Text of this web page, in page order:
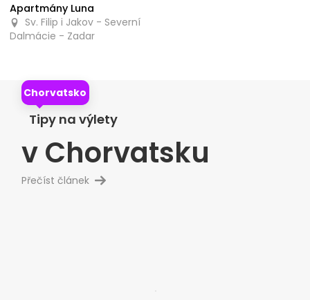
Apartmány Luna
Sv. Filip i Jakov - Severní
Dalmácie - Zadar
Chorvatsko
Tipy na výlety
v Chorvatsku
Přečíst článek